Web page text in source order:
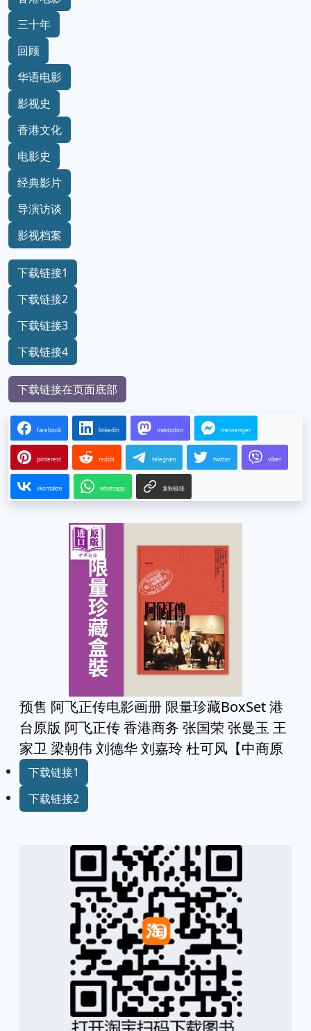
三十年
回顾
华语电影
影视史
香港文化
电影史
经典影片
导演访谈
影视档案
下载链接1
下载链接2
下载链接3
下载链接4
下载链接在页面底部
facebook linkedin mastodon messenger
pinterest reddit telegram twitter viber
vkontakte whatsapp 复制链接
预售 阿飞正传电影画册 限量珍藏BoxSet 港
台原版 阿飞正传 香港商务 张国荣 张曼玉 王
家卫 梁朝伟 刘德华 刘嘉玲 杜可风【中商原
下载链接1
下载链接2